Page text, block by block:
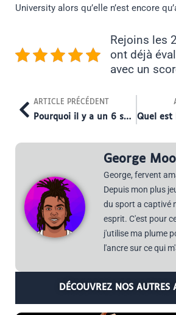
University alors qu’elle n’est encore
Rejoins les
ont déjà
avec un
ARTICLE PRÉCÉDENT
Pourquoi il y a un 6 sur les maillots NBA ?
George
George, fervent
Depuis mon plus
du sport a captivé
esprit. C'est pour
j'utilise ma plume
l'ancre sur ce qui
DÉCOUVREZ NOS AUTRES